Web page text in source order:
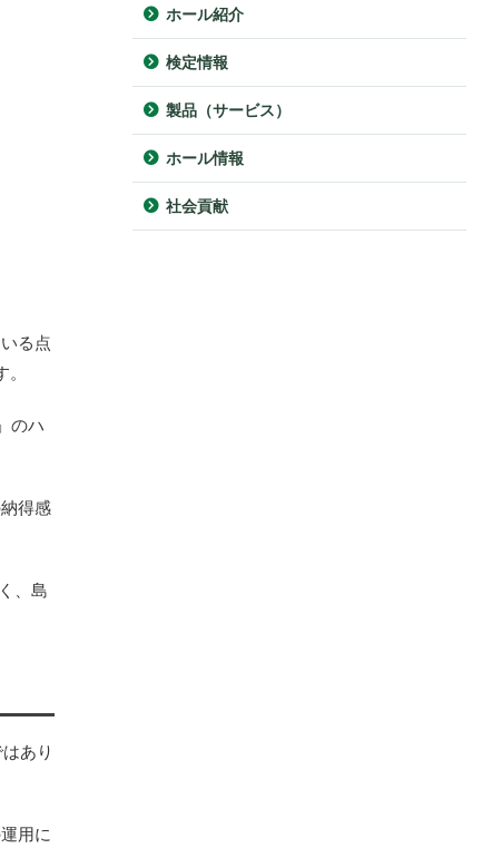
る点
のハ
得感
、島
あり
用に
ホール紹介
検定情報
製品（サービス）
ホール情報
社会貢献